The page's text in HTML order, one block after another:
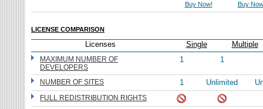
Buy Now! Buy
LICENSE COMPARISON
Licenses Single Multiple
MAXIMUM NUMBER OF
DEVELOPERS
1 1
NUMBER OF SITES 1 Unlimited
FULL REDISTRIBUTION RIGHTS